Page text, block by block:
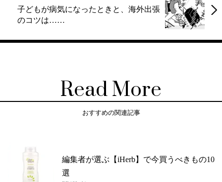
子どもが病気になったときと、海外出張
のコツは……
Read More
おすすめの関連記事
編集者が選ぶ【iHerb】で今買うべきもの10
選